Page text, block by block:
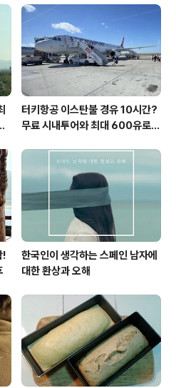
에 가게 되었습니
겠다, 수영장에! 대
좋다는 얼굴을 하던
터키항공 이스탄불 경유 10시간?
무료 시내투어와 최대 600유로
!
한국인이 생각하는 스페인 남자에
대한 환상과 오해